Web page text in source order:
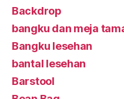
Backdrop
bangku dan meja
Bangku lesehan
bantal lesehan
Barstool